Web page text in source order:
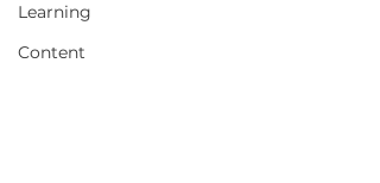
Learning
Content